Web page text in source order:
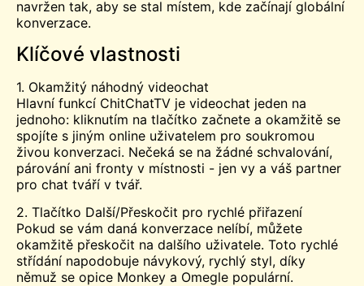
navržen tak, aby se stal místem, kde začínají globální
konverzace.
Klíčové vlastnosti
1. Okamžitý náhodný videochat
Hlavní funkcí ChitChatTV je videochat jeden na
jednoho: kliknutím na tlačítko začnete a okamžitě se
spojíte s jiným online uživatelem pro soukromou
živou konverzaci. Nečeká se na žádné schvalování,
párování ani fronty v místnosti - jen vy a váš partner
pro chat tváří v tvář.
2. Tlačítko Další/Přeskočit pro rychlé přiřazení
Pokud se vám daná konverzace nelíbí, můžete
okamžitě přeskočit na dalšího uživatele. Toto rychlé
střídání napodobuje návykový, rychlý styl, díky
němuž se opice Monkey a Omegle populární.